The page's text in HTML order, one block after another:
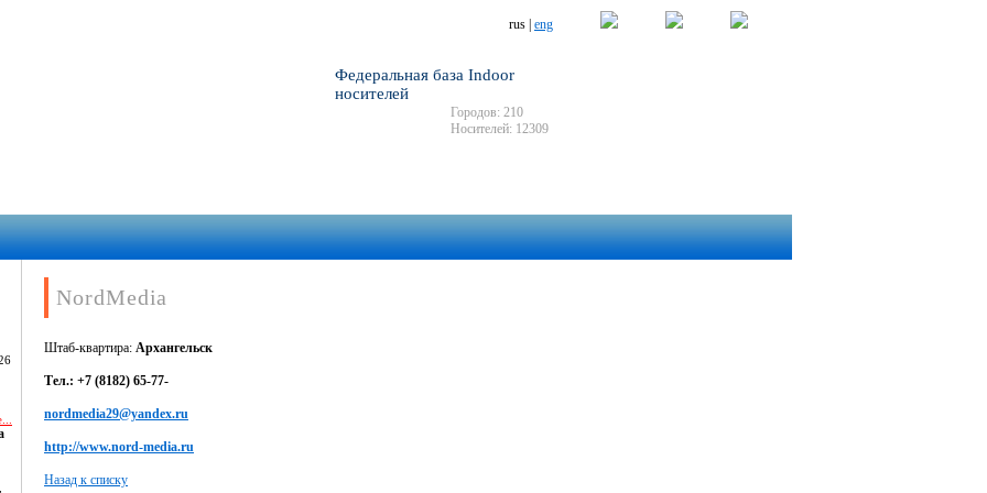
rus | eng
Федеральная база Indoor
носителей
Городов: 210
Носителей: 12309
NordMedia
Штаб-квартира: Архангельск
Тел.: +7 (8182) 65-77-
nordmedia29@yandex.ru
http://www.nord-media.ru
Назад к списку